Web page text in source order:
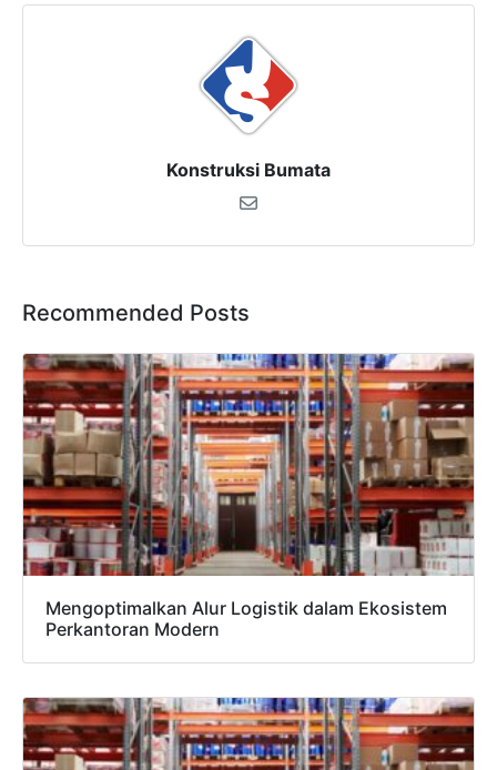
Konstruksi Bumata
Recommended Posts
Mengoptimalkan Alur Logistik dalam Ekosistem
Perkantoran Modern